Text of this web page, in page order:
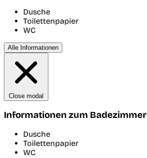
Dusche
Toilettenpapier
WC
Alle Informationen
Close modal
Informationen zum Badezimmer
Dusche
Toilettenpapier
WC